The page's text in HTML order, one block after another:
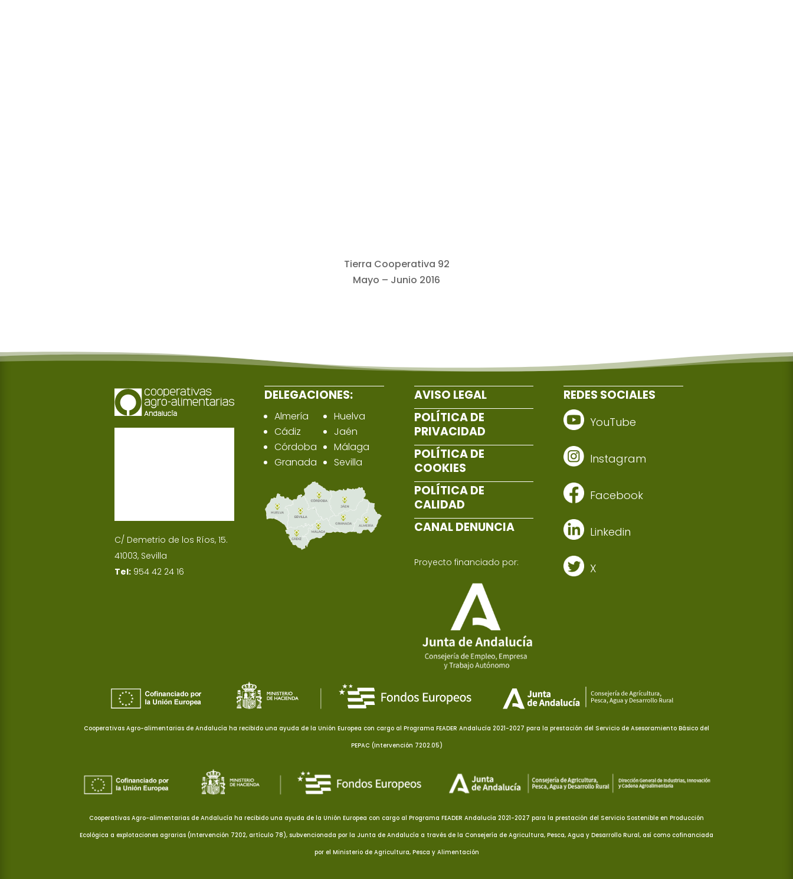
Tierra Cooperativa 92
Mayo – Junio 2016
C/ Demetrio de los Ríos, 15.
41003, Sevilla
Tel: 954 42 24 16
DELEGACIONES:
Almería
Cádiz
Córdoba
Granada
Huelva
Jaén
Málaga
Sevilla
AVISO LEGAL
POLÍTICA DE
PRIVACIDAD
POLÍTICA DE
COOKIES
POLÍTICA DE
CALIDAD
CANAL DENUNCIA
Proyecto financiado por:
REDES SOCIALES
YouTube
Instagram
Facebook
Linkedin
X
Cooperativas Agro-alimentarias de Andalucía ha recibido una ayuda de la Unión Europea con cargo al Programa FEADER Andalucía 2021-2027 para la prestación del Servicio de Asesoramiento Básico del
PEPAC (Intervención 7202.05)
Cooperativas Agro-alimentarias de Andalucía ha recibido una ayuda de la Unión Europea con cargo al Programa FEADER Andalucía 2021-2027 para la prestación del Servicio Sostenible en Producción
Ecológica a explotaciones agrarias (Intervención 7202, artículo 78), subvencionada por la Junta de Andalucía a través de la Consejería de Agricultura, Pesca, Agua y Desarrollo Rural, así como cofinanciada
por el Ministerio de Agricultura, Pesca y Alimentación